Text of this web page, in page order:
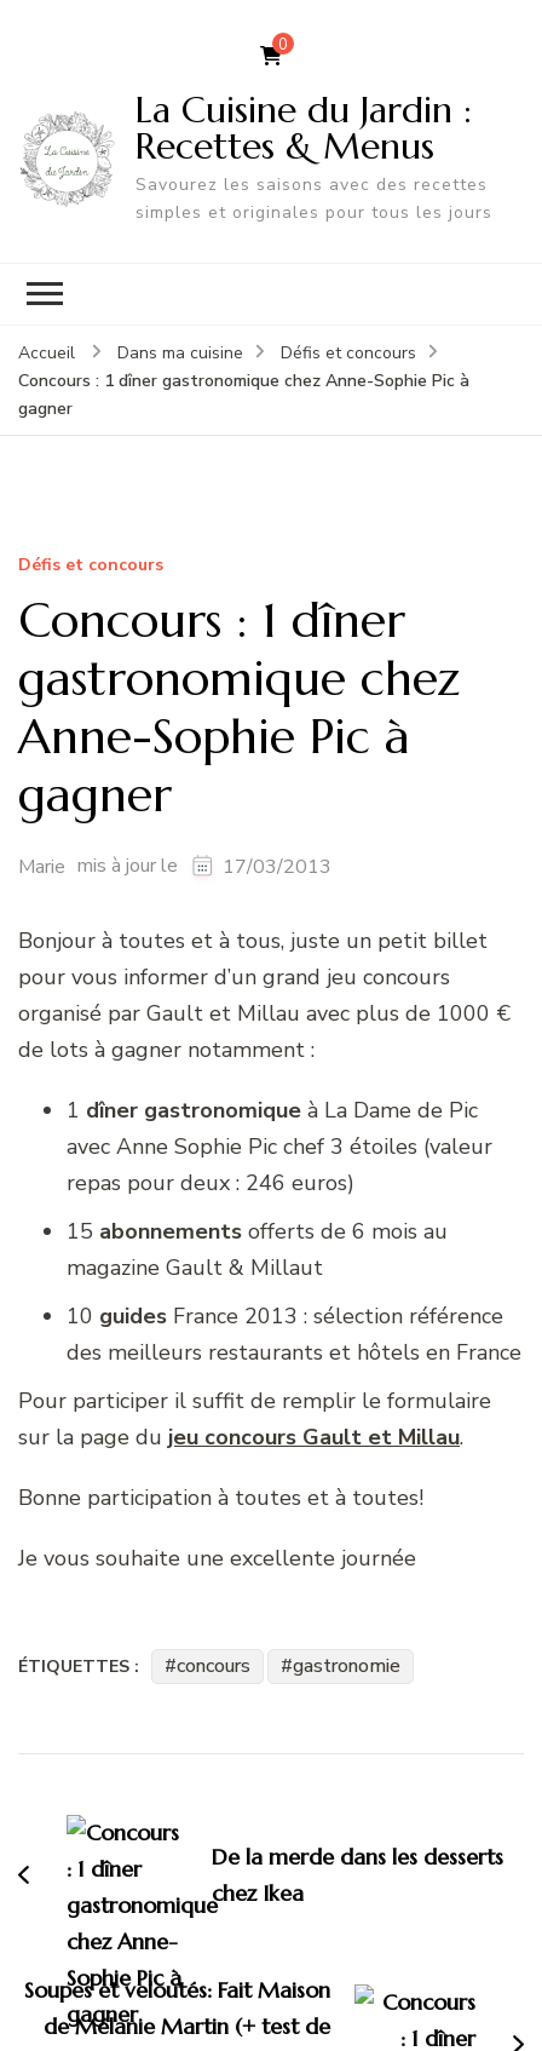
0
La Cuisine du Jardin :
Recettes & Menus
Savourez les saisons avec des recettes
simples et originales pour tous les jours
Accueil Dans ma cuisine
Défis et concours
Concours : 1 dîner gastronomique chez Anne-Sophie Pic à
gagner
Défis et concours
Concours : 1 dîner
gastronomique chez
Anne-Sophie Pic à
gagner
Marie mis à jour le 17/03/2013
Bonjour à toutes et à tous, juste un petit billet
pour vous informer d’un grand jeu concours
organisé par Gault et Millau avec plus de 1000 €
de lots à gagner notamment :
1 dîner gastronomique à La Dame de Pic
avec Anne Sophie Pic chef 3 étoiles (valeur
repas pour deux : 246 euros)
15 abonnements offerts de 6 mois au
magazine Gault & Millaut
10 guides France 2013 : sélection référence
des meilleurs restaurants et hôtels en France
Pour participer il suffit de remplir le formulaire
sur la page du jeu concours Gault et Millau.
Bonne participation à toutes et à toutes!
Je vous souhaite une excellente journée
ÉTIQUETTES : concours gastronomie
d'article
De la merde dans les desserts
chez Ikea
Soupes et veloutés: Fait Maison
de Mélanie Martin (+ test de